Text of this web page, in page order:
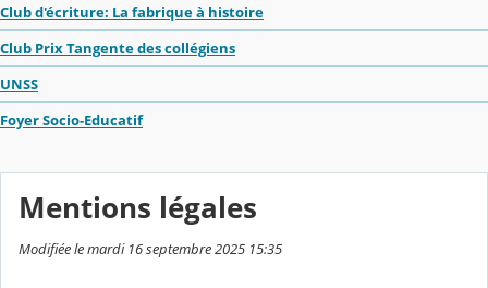
Club d'écriture: La fabrique à histoire
Club Prix Tangente des collégiens
UNSS
Foyer Socio-Educatif
Mentions légales
Modifiée le mardi 16 septembre 2025 15:35